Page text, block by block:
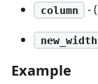
column -
new_width
Example